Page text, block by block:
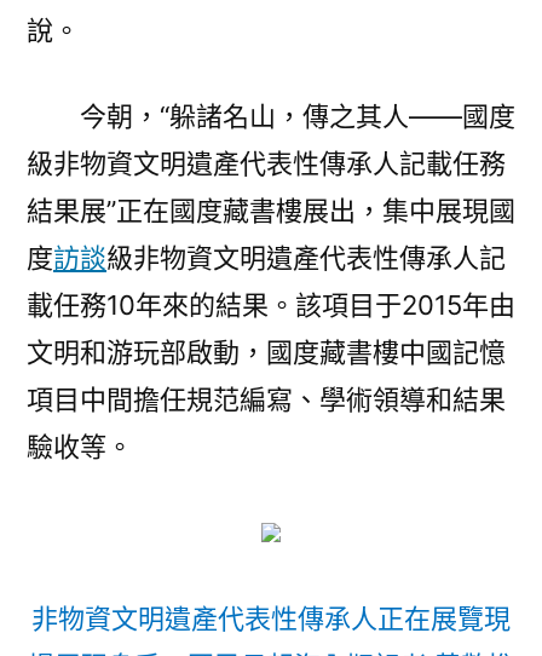
說。
今朝，“躲諸名山，傳之其人——國度
級非物資文明遺產代表性傳承人記載任務
結果展”正在國度藏書樓展出，集中展現國
度訪談級非物資文明遺產代表性傳承人記
載任務10年來的結果。該項目于2015年由
文明和游玩部啟動，國度藏書樓中國記憶
項目中間擔任規范編寫、學術領導和結果
驗收等。
非物資文明遺產代表性傳承人正在展覽現